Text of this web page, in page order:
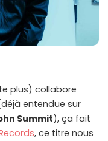
plus) collabore
entendue sur
Summit), ça fait
, ce titre nous